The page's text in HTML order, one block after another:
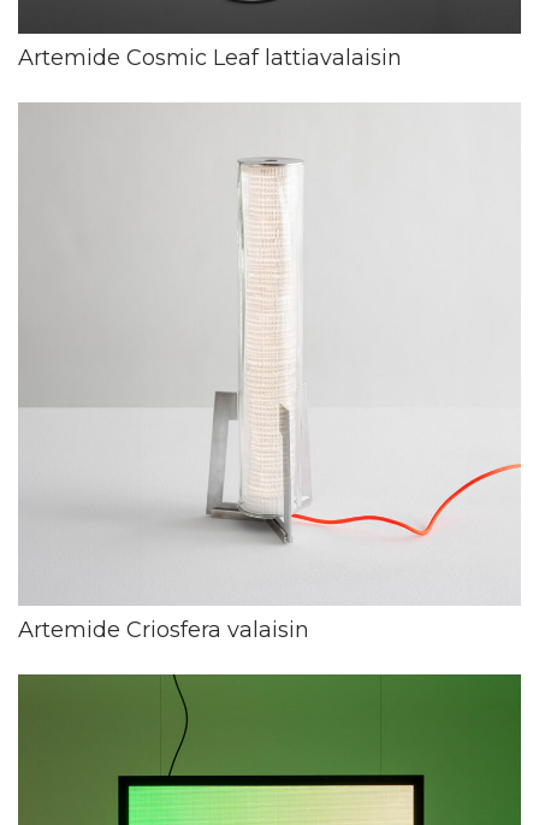
Artemide Cosmic Leaf lattiavalaisin
Artemide Criosfera valaisin